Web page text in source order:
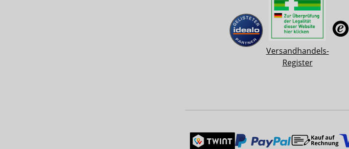
Versandhandels-
Register